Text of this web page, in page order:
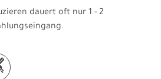
dauert oft nur 1 - 2